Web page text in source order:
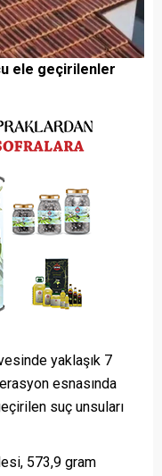
ele geçirilenler
yaklaşık 7
esnasında
suç unsuları
573,9 gram